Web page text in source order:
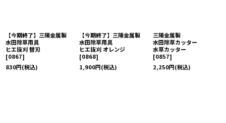
【今期終了】三陽金属製
水田除草用具
ヒエ抜刈 替刃
[0867]
830円(税込)
【今期終了】三陽金属製
水田除草用具
ヒエ抜刈 オレンジ
[0868]
1,900円(税込)
三陽金属製
水田除草カッター
水草カッター
[0857]
2,250円(税込)